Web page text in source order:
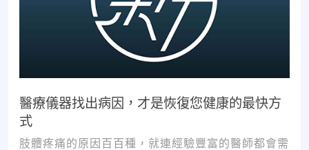
醫療儀器找出病因，才是恢復您健康的最快方
式
肢體疼痛的原因百百種，就連經驗豐富的醫師都會需